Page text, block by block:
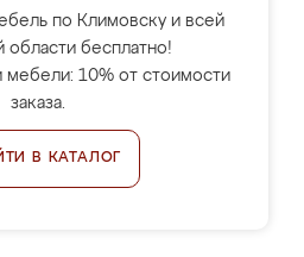
по Климовску и всей
области бесплатно!
10% от стоимости
заказа.
В КАТАЛОГ